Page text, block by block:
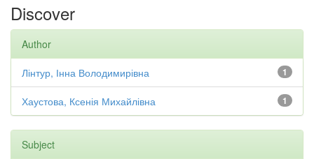
Discover
Author
1
Лінтур, Інна Володимирівна
1
Хаустова, Ксенія Михайлівна
Subject